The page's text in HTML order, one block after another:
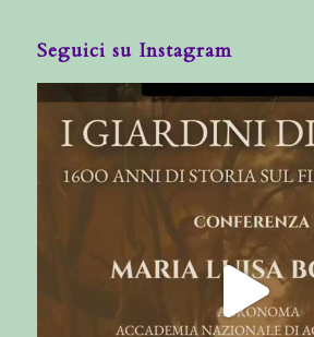
Seguici su Instagram